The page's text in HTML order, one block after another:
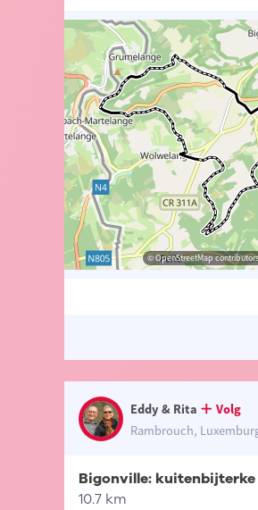
© OpenStreetMap
Eddy & Rita
Volg
Rambrouch,
Bigonville: kuitenbijterke
10.7 km